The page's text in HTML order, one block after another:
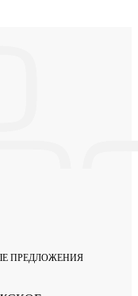
ПРЕДЛОЖЕНИЯ